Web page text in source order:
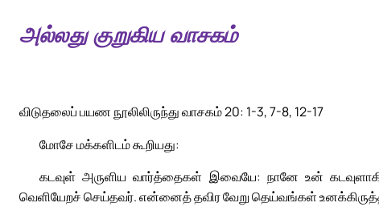
அல்லது குறுகிய வாசகம்
விடுதலைப் பயண நூலிலிருந்து வாசகம் 20: 1-3, 7-8, 12-17
மோசே மக்களிடம் கூறியது:
கடவுள் அருளிய வார்த்தைகள் இவையே: நானே உன்
வெளியேறச் செய்தவர். என்னைத் தவிர வேறு தெய்வங்கள்